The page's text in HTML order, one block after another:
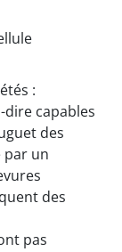
:
capables
des
par un
des
pas